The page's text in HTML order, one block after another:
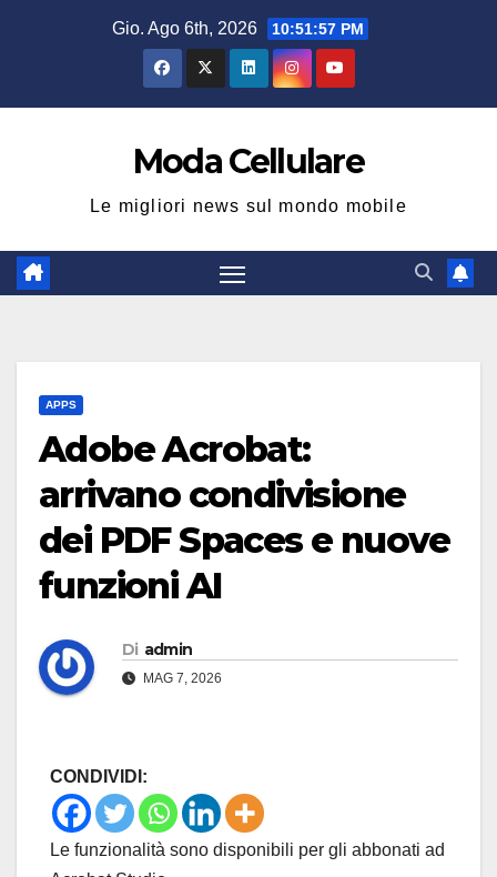
Gio. Ago 6th, 2026 10:51:58 PM
Moda Cellulare
Le migliori news sul mondo mobile
APPS
Adobe Acrobat:
arrivano condivisione
dei PDF Spaces e nuove
funzioni AI
Di admin
MAG 7, 2026
CONDIVIDI:
Le funzionalità sono disponibili per gli abbonati ad